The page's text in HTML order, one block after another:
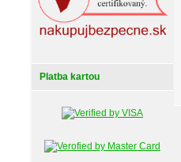
Platba kartou